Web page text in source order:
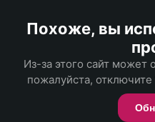
Похоже, вы
Из-за этого сайт может
пожалуйста,